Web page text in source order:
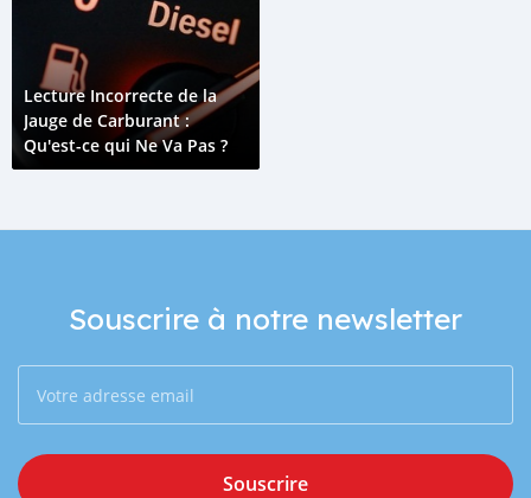
Lecture Incorrecte de la
Jauge de Carburant :
Qu'est-ce qui Ne Va Pas ?
Souscrire à notre newsletter
Souscrire